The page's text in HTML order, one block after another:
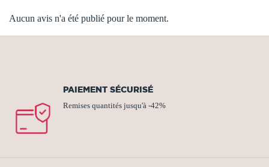
Aucun avis n'a été publié pour le moment.
PAIEMENT SÉCURISÉ
Remises quantités jusqu'à -42%